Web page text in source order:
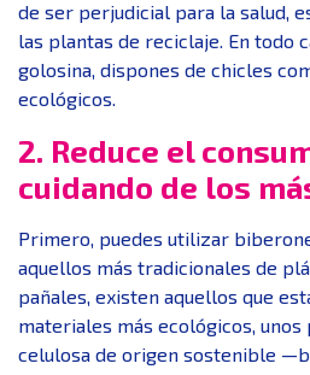
de ser perjudicial para la salud,
las plantas de reciclaje. En todo
golosina, dispones de chicles
ecológicos.
2. Reduce el
cuidando de los
Primero, puedes utilizar
aquellos más tradicionales de
pañales, existen aquellos que
materiales más ecológicos,
celulosa de origen sostenible